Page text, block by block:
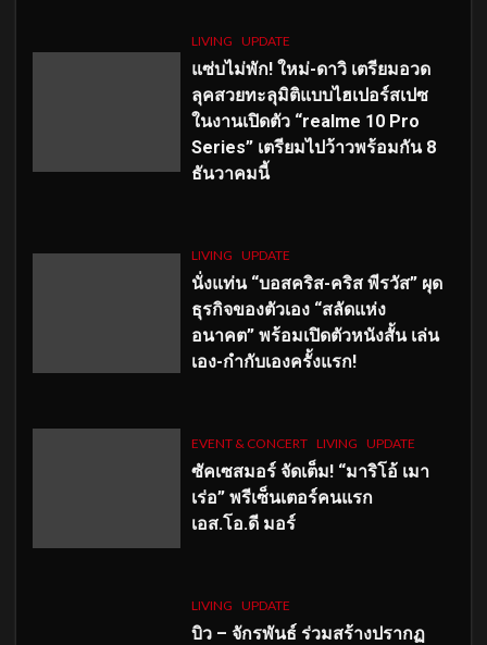
LIVING UPDATE
แซ่บไม่พัก! ใหม่-ดาวิ เตรียมอวด
ลุคสวยทะลุมิติแบบไฮเปอร์สเปซ
ในงานเปิดตัว “realme 10 Pro
Series” เตรียมไปว้าวพร้อมกัน 8
ธันวาคมนี้
LIVING UPDATE
นั่งแท่น “บอสคริส-คริส พีรวัส” ผุด
ธุรกิจของตัวเอง “สลัดแห่ง
อนาคต” พร้อมเปิดตัวหนังสั้น เล่น
เอง-กำกับเองครั้งแรก!
EVENT & CONCERT LIVING UPDATE
ซัคเซสมอร์ จัดเต็ม! “มาริโอ้ เมา
เร่อ” พรีเซ็นเตอร์คนแรก
เอส.โอ.ดี มอร์
LIVING UPDATE
บิว – จักรพันธ์ ร่วมสร้างปรากฏ